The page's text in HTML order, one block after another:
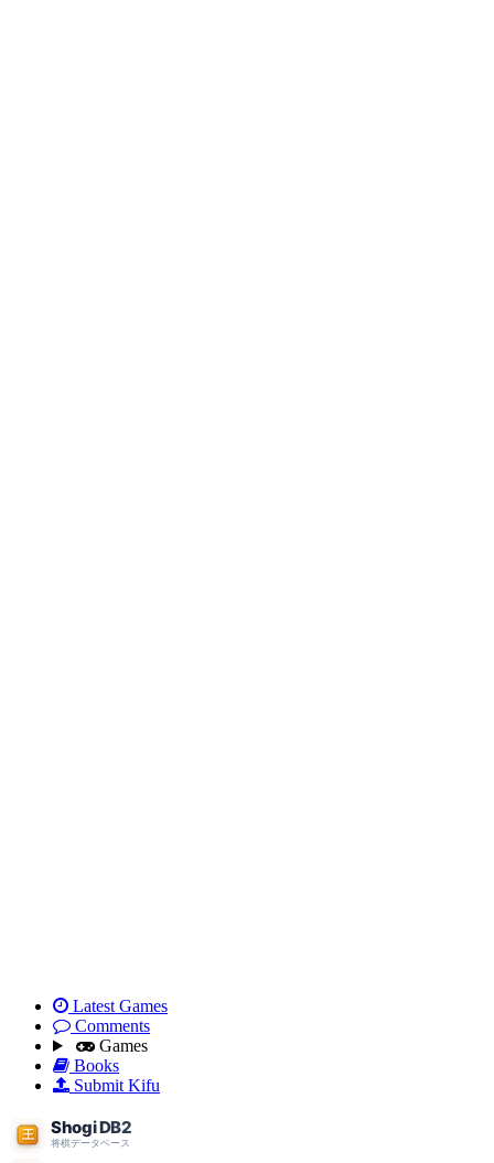
Latest Games
Comments
Games
Books
Submit Kifu